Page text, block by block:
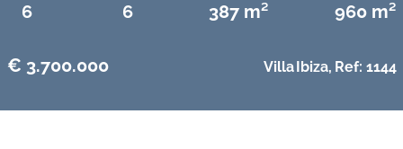
6 6 387 m² 960 m²
€ 3.700.000 VillaIbiza, Ref: 1144